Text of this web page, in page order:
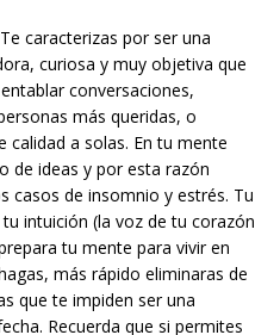
Te caracterizas por ser una
curiosa y muy objetiva que
conversaciones,
más queridas, o
calidad a solas. En tu mente
de ideas y por esta razón
casos de insomnio y estrés. Tu
intuición (la voz de tu corazón
tu mente para vivir en
más rápido eliminaras de
que te impiden ser una
Recuerda que si permites